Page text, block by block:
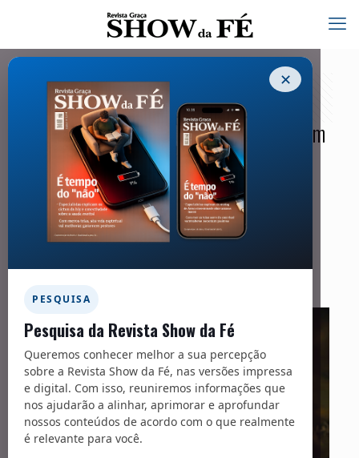
✕
PESQUISA
Pesquisa da Revista Show da Fé
Queremos conhecer melhor a sua percepção
sobre a Revista Show da Fé, nas versões impressa
e digital. Com isso, reuniremos informações que
nos ajudarão a alinhar, aprimorar e aprofundar
nossos conteúdos de acordo com o que realmente
é relevante para você.
John Nelson Hyde conduziu mais de cem
mil a Cristo na Índia
15/05/2025
Facebook Twitter
Messenger
Email
WhatsApp